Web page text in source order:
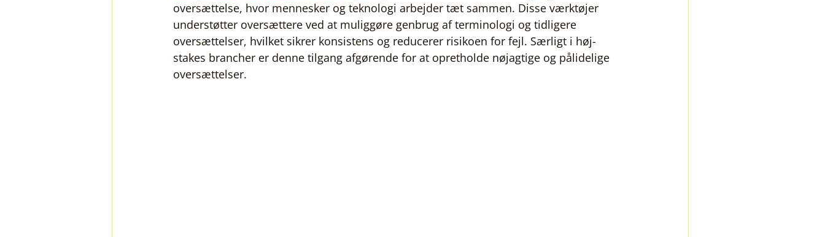
oversættelse, hvor mennesker og teknologi arbejder tæt sammen. Disse værktøjer
understøtter oversættere ved at muliggøre genbrug af terminologi og tidligere
oversættelser, hvilket sikrer konsistens og reducerer risikoen for fejl. Særligt i høj-
stakes brancher er denne tilgang afgørende for at opretholde nøjagtige og pålidelige
oversættelser.